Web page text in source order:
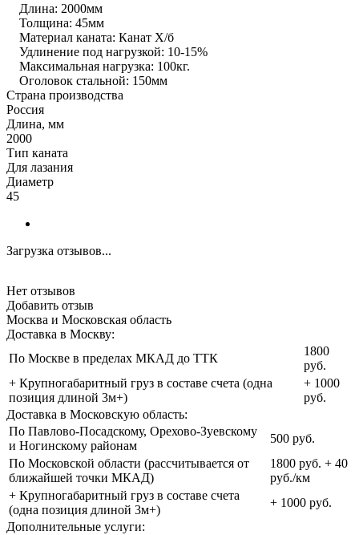
Длина: 2000мм
Толщина: 45мм
Материал каната: Канат Х/б
Удлинение под нагрузкой: 10-15%
Максимальная нагрузка: 100кг.
Оголовок стальной: 150мм
Страна производства
Россия
Длина, мм
2000
Тип каната
Для лазания
Диаметр
45
Загрузка отзывов...
Нет отзывов
Добавить отзыв
Москва и Московская область
Доставка в Москву:
По Москве в пределах МКАД до ТТК
1800
руб.
+ Крупногабаритный груз в составе счета (одна
позиция длиной 3м+)
+ 1000
руб.
Доставка в Московскую область:
По Павлово-Посадскому, Орехово-Зуевскому
и Ногинскому районам
500 руб.
По Московской области (рассчитывается от
ближайшей точки МКАД)
1800 руб. + 40
руб./км
+ Крупногабаритный груз в составе счета
(одна позиция длиной 3м+)
+ 1000 руб.
Дополнительные услуги: